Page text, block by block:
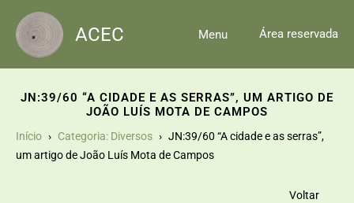
content
ACEC Menu Área reservada
JN:39/60 “A CIDADE E AS SERRAS”, UM ARTIGO DE
JOÃO LUÍS MOTA DE CAMPOS
Início Categoria: Diversos
JN:39/60 “A cidade e as serras”,
um artigo de João Luís Mota de Campos
Voltar